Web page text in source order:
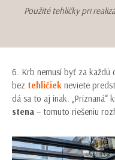
Použité tehličky pri
6. Krb nemusí byť za každú
bez tehličiek neviete
dá sa to aj inak.
stena – tomuto riešeniu